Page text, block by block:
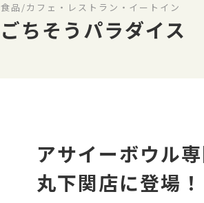
食品/カフェ・レストラン・イートイン
ごちそうパラダイス
アサイーボウル
丸下関店に登場！